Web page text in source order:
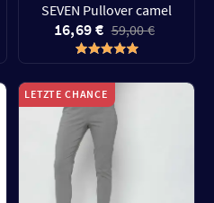
SEVEN Pullover camel
16,69 € 59,00 €
LETZTE CHANCE